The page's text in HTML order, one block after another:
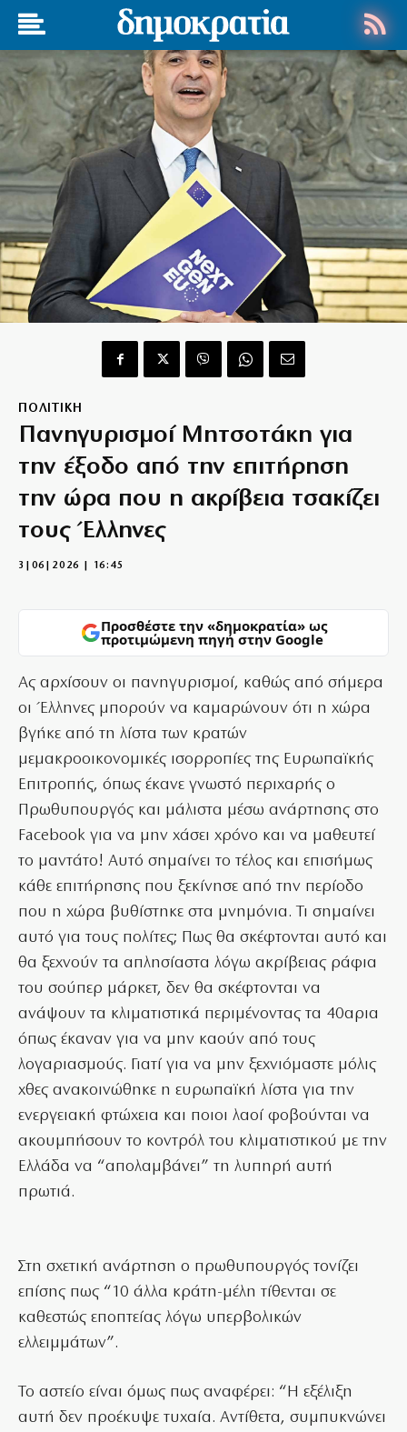
ΠΟΛΙΤΙΚΗ
Πανηγυρισμοί Μητσοτάκη για
την έξοδο από την επιτήρηση
την ώρα που η ακρίβεια τσακίζει
τους Έλληνες
3|06|2026 | 16:45
Προσθέστε την «δημοκρατία» ως
προτιμώμενη πηγή στην Google
Ας αρχίσουν οι πανηγυρισμοί, καθώς από σήμερα
οι Έλληνες μπορούν να καμαρώνουν ότι η χώρα
βγήκε από τη λίστα των κρατών
μεμακροοικονομικές ισορροπίες της Ευρωπαϊκής
Επιτροπής, όπως έκανε γνωστό περιχαρής ο
Πρωθυπουργός και μάλιστα μέσω ανάρτησης στο
Facebook για να μην χάσει χρόνο και να μαθευτεί
το μαντάτο! Αυτό σημαίνει το τέλος και επισήμως
κάθε επιτήρησης που ξεκίνησε από την περίοδο
που η χώρα βυθίστηκε στα μνημόνια. Τι σημαίνει
αυτό για τους πολίτες; Πως θα σκέφτονται αυτό και
θα ξεχνούν τα απλησίαστα λόγω ακρίβειας ράφια
του σούπερ μάρκετ, δεν θα σκέφτονται να
ανάψουν τα κλιματιστικά περιμένοντας τα 40αρια
όπως έκαναν για να μην καούν από τους
λογαριασμούς. Γιατί για να μην ξεχνιόμαστε μόλις
χθες ανακοινώθηκε η ευρωπαϊκή λίστα για την
ενεργειακή φτώχεια και ποιοι λαοί φοβούνται να
ακουμπήσουν το κοντρόλ του κλιματιστικού με την
Ελλάδα να “απολαμβάνει” τη λυπηρή αυτή
πρωτιά.
Στη σχετική ανάρτηση ο πρωθυπουργός τονίζει
επίσης πως “ 10 άλλα κράτη-μέλη τίθενται σε
καθεστώς εποπτείας λόγω υπερβολικών
ελλειμμάτων”.
Το αστείο είναι όμως πως αναφέρει: “Η εξέλιξη
αυτή δεν προέκυψε τυχαία. Αντίθετα, συμπυκνώνει